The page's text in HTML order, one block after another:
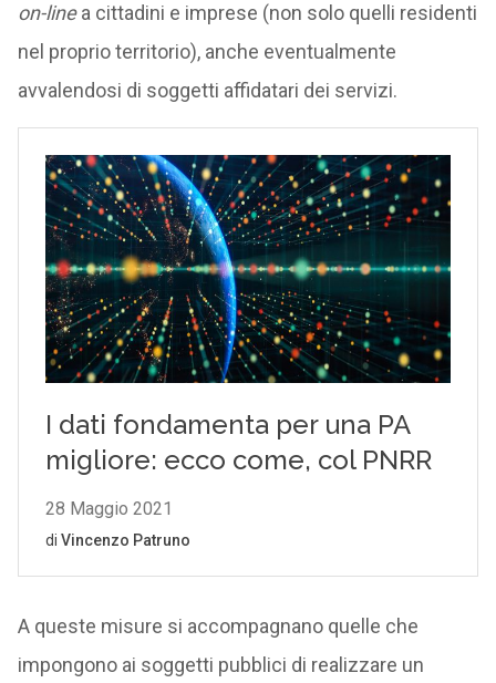
on-linea cittadini e imprese (non solo quelli residenti
nel proprio territorio), anche eventualmente
avvalendosi di soggetti affidatari dei servizi.
A queste misure si accompagnano quelle che
impongono ai soggetti pubblici di realizzare un